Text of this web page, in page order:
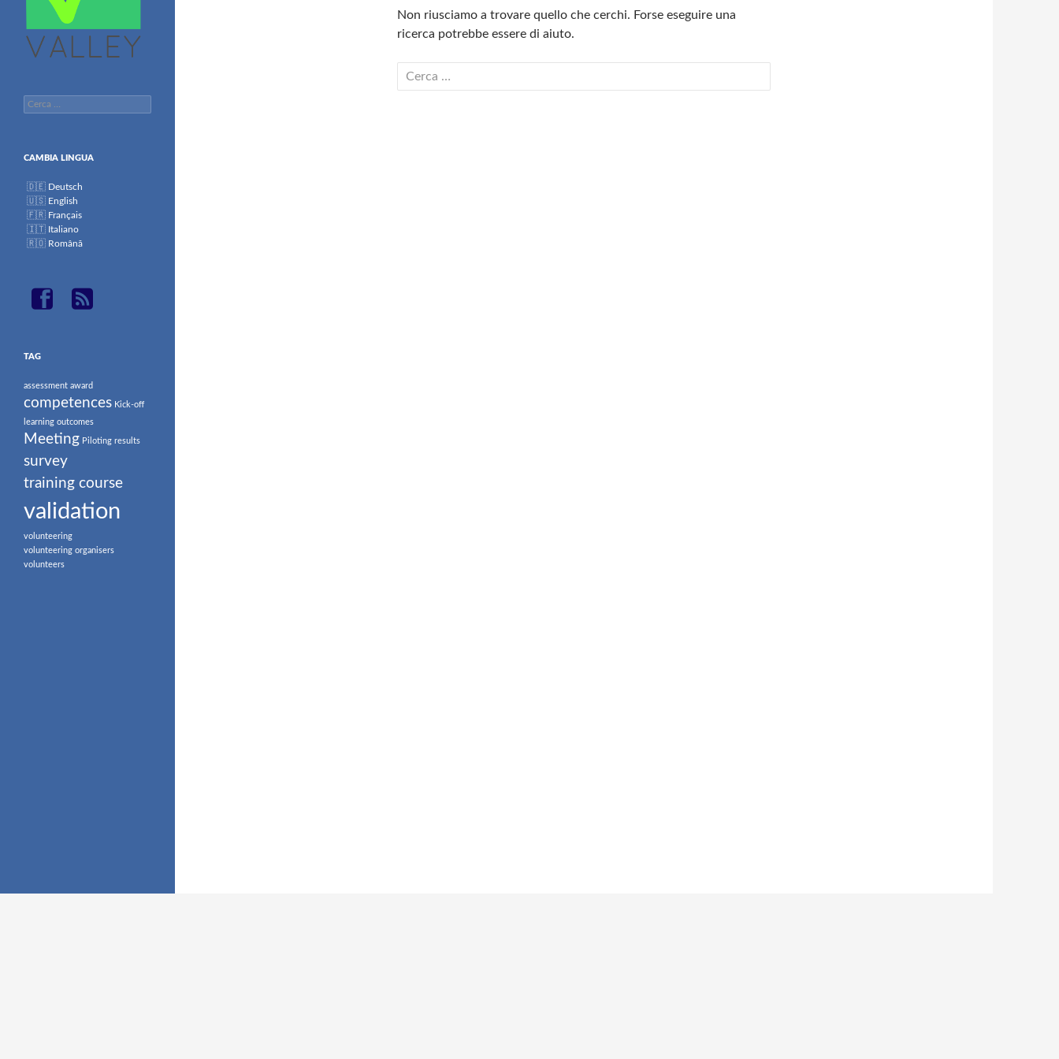
Non riusciamo a trovare quello che cerchi. Forse eseguire una
ricerca potrebbe essere di aiuto.
Ricerca
per:
Ricerca
per:
CAMBIA LINGUA
Deutsch
English
Français
Italiano
Română
TAG
assessment award
competences Kick-off
learning outcomes
Meeting Piloting results
survey
training course
validation
volunteering
volunteering organisers
volunteers